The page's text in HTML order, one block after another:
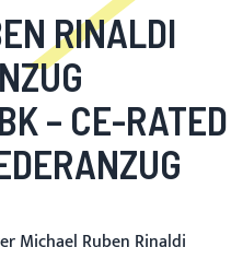
RINALDI
– CE-RATED
Michael Ruben Rinaldi